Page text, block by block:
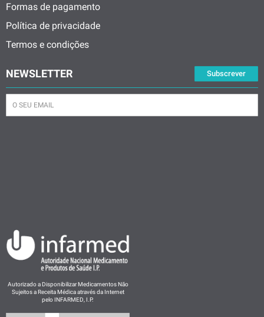
Formas de pagamento
Política de privacidade
Termos e condições
Subscrever
NEWSLETTER
Autorizado a Disponibilizar Medicamentos Não
Sujeitos a Receita Médica através da Internet
pelo INFARMED, I.P.